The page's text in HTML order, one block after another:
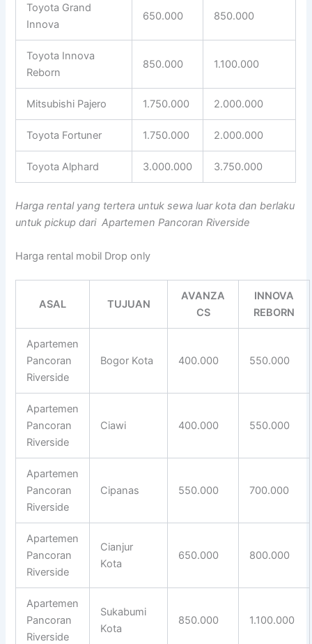
Toyota Grand
Innova
650.000 850.000
Toyota Innova
Reborn
850.000 1.100.000
Mitsubishi Pajero 1.750.000 2.000.000
Toyota Fortuner 1.750.000 2.000.000
Toyota Alphard 3.000.000 3.750.000
Harga rental yang tertera untuk sewa luar kota dan berlaku
untuk pickup dari Apartemen Pancoran Riverside
Harga rental mobil Drop only
ASAL TUJUAN
AVANZA
CS
INNOVA
REBORN
Apartemen
Pancoran
Riverside
Bogor Kota 400.000 550.000
Apartemen
Pancoran
Riverside
Ciawi 400.000 550.000
Apartemen
Pancoran
Riverside
Cipanas 550.000 700.000
Apartemen
Pancoran
Riverside
Cianjur
Kota
650.000 800.000
Apartemen
Pancoran
Riverside
Sukabumi
Kota
850.000 1.100.000